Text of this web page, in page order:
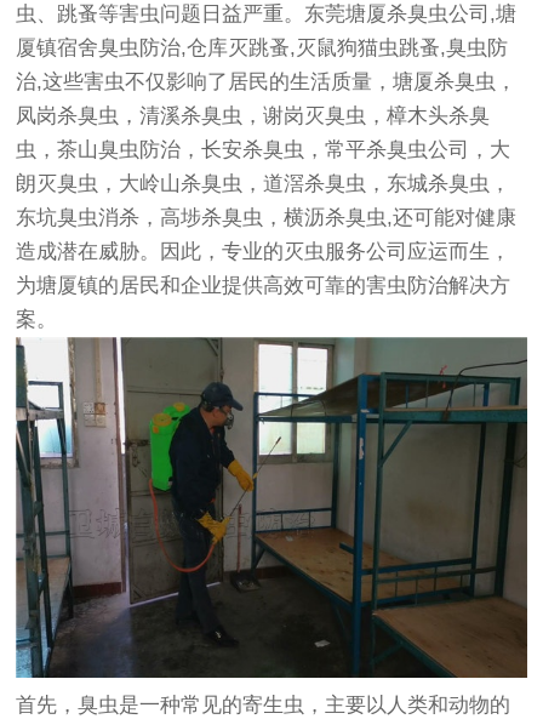
虫、跳蚤等害虫问题日益严重。东莞塘厦杀臭虫公司,塘
厦镇宿舍臭虫防治,仓库灭跳蚤,灭鼠狗猫虫跳蚤,臭虫防
治,这些害虫不仅影响了居民的生活质量，塘厦杀臭虫，
凤岗杀臭虫，清溪杀臭虫，谢岗灭臭虫，樟木头杀臭
虫，茶山臭虫防治，长安杀臭虫，常平杀臭虫公司，大
朗灭臭虫，大岭山杀臭虫，道滘杀臭虫，东城杀臭虫，
东坑臭虫消杀，高埗杀臭虫，横沥杀臭虫,还可能对健康
造成潜在威胁。因此，专业的灭虫服务公司应运而生，
为塘厦镇的居民和企业提供高效可靠的害虫防治解决方
案。
首先，臭虫是一种常见的寄生虫，主要以人类和动物的